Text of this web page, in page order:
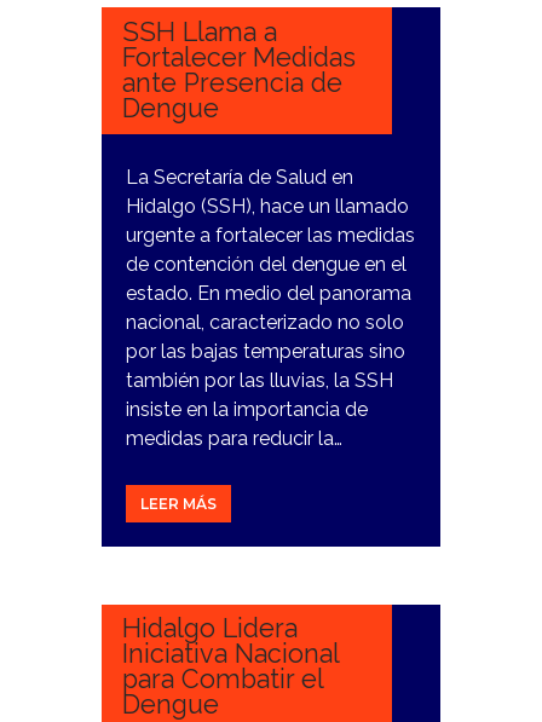
SSH Llama a
Fortalecer Medidas
ante Presencia de
Dengue
La Secretaría de Salud en
Hidalgo (SSH), hace un llamado
urgente a fortalecer las medidas
de contención del dengue en el
estado. En medio del panorama
nacional, caracterizado no solo
por las bajas temperaturas sino
también por las lluvias, la SSH
insiste en la importancia de
medidas para reducir la…
LEER MÁS
23
Hidalgo Lidera
Iniciativa Nacional
para Combatir el
Dengue